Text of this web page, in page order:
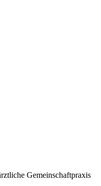
Gemeinschaftpraxis